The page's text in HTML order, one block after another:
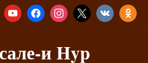
YOUTUBEFACEBOOKINSTAGRAM
X VKONTAKTE
и Hyp